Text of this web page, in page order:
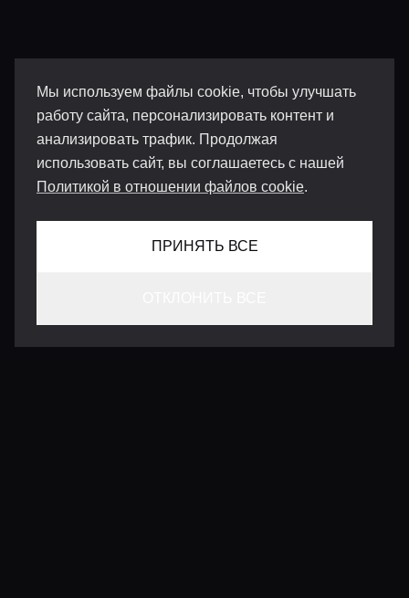
Мы используем файлы cookie, чтобы улучшать
работу сайта, персонализировать контент и
анализировать трафик. Продолжая
использовать сайт, вы соглашаетесь с нашей
Политикой в отношении файлов cookie.
ПРИНЯТЬ ВСЕ